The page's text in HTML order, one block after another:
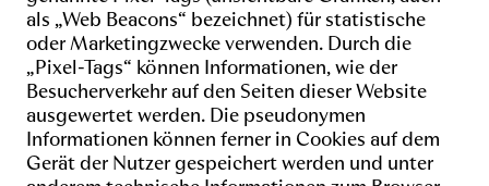
als „Web Beacons“ bezeichnet) für statistische
oder Marketingzwecke verwenden. Durch die
„Pixel-Tags“ können Informationen, wie der
Besucherverkehr auf den Seiten dieser Website
ausgewertet werden. Die pseudonymen
Informationen können ferner in Cookies auf dem
Gerät der Nutzer gespeichert werden und unter